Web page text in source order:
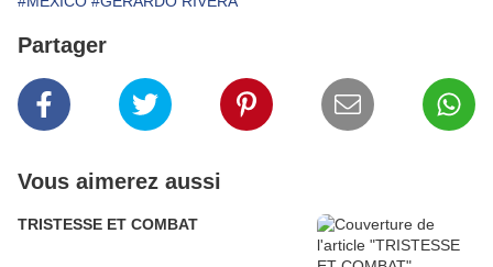
Partager
Vous aimerez aussi
TRISTESSE ET COMBAT